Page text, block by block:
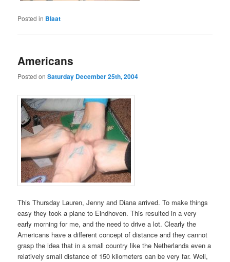
Posted in Blaat
Americans
Posted onSaturday December 25th, 2004
This Thursday Lauren, Jenny and Diana arrived. To make things
easy they took a plane to Eindhoven. This resulted in a very
early morning for me, and the need to drive a lot. Clearly the
Americans have a different concept of distance and they cannot
grasp the idea that in a small country like the Netherlands even a
relatively small distance of 150 kilometers can be very far. Well,